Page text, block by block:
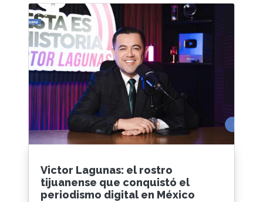
Victor Lagunas: el rostro
tijuanense que conquistó el
periodismo digital en México